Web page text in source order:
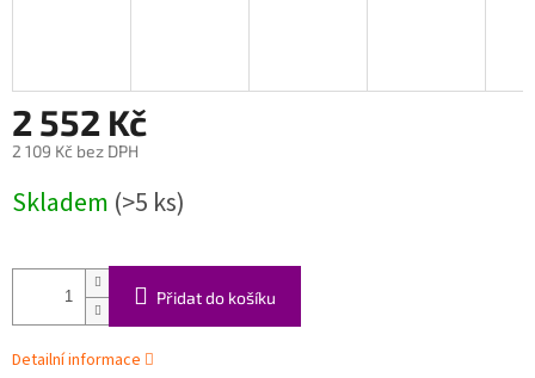
2 552 Kč
2 109 Kč bez DPH
cena:
Skladem (>5 ks)
Přidat do košíku
Detailní informace